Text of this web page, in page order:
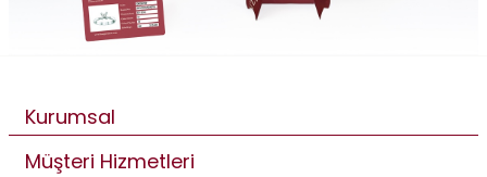
Kurumsal
Müşteri Hizmetleri